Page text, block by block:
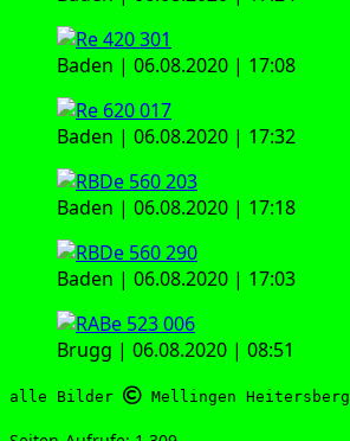
Baden | 06.08.2020 | 17:08
Baden | 06.08.2020 | 17:32
Baden | 06.08.2020 | 17:18
Baden | 06.08.2020 | 17:03
Brugg | 06.08.2020 | 08:51
alle Bilder Mellingen Heitersberg